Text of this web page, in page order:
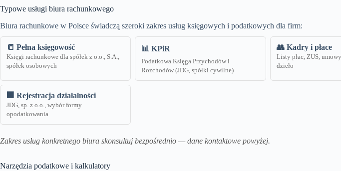
Typowe usługi biura rachunkowego
Biura rachunkowe w Polsce świadczą szeroki zakres usług księgowych i podatkowych dla firm:
📒 Pełna księgowość
Księgi rachunkowe dla spółek z o.o., S.A.,
spółek osobowych
📊 KPiR
Podatkowa Księga Przychodów i
Rozchodów (JDG, spółki cywilne)
👥 Kadry i płace
Listy płac, ZUS,
dzieło
🏢 Rejestracja działalności
JDG, sp. z o.o., wybór formy
opodatkowania
Zakres usług konkretnego biura skonsultuj bezpośrednio — dane kontaktowe powyżej.
Narzędzia podatkowe i kalkulatory